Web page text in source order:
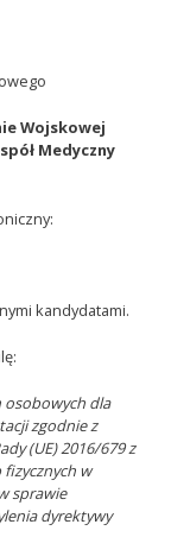
Wojskowej
Medyczny
kandydatami.
osobowych dla
zgodnie z
(UE) 2016/679 z
w
sprawie
dyrektywy